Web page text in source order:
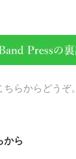
らからどうぞ。
から